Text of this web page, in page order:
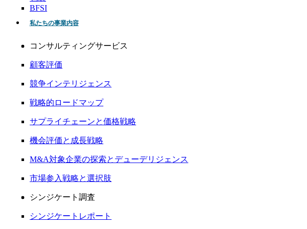
BFSI
私たちの事業内容
コンサルティングサービス
顧客評価
競争インテリジェンス
戦略的ロードマップ
サプライチェーンと価格戦略
機会評価と成長戦略
M&A対象企業の探索とデューデリジェンス
市場参入戦略と選択肢
シンジケート調査
シンジケートレポート